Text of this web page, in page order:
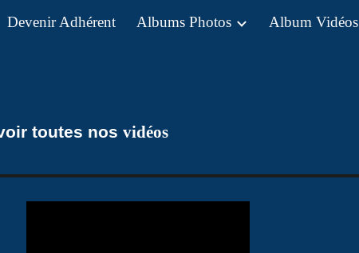
Skip to navigation
Devenir Adhérent Albums Photos Album Vidéos
toutes nos vidéos